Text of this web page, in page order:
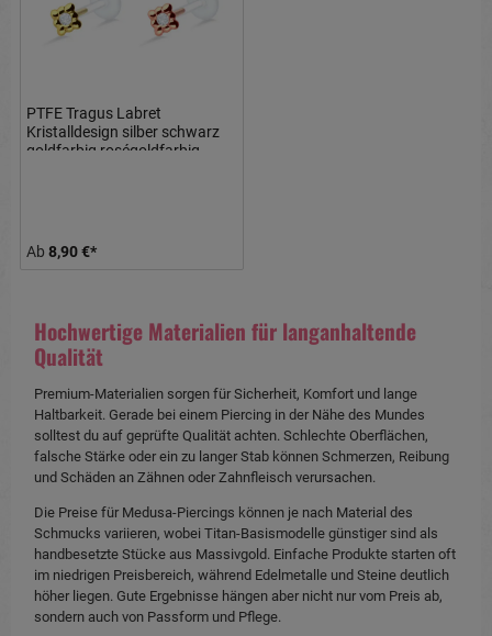
PTFE Tragus Labret
Kristalldesign silber schwarz
goldfarbig roségoldfarbig
Ab 8,90 €*
Hochwertige Materialien für langanhaltende
Qualität
Premium-Materialien sorgen für Sicherheit, Komfort und lange
Haltbarkeit. Gerade bei einem Piercing in der Nähe des Mundes
solltest du auf geprüfte Qualität achten. Schlechte Oberflächen,
falsche Stärke oder ein zu langer Stab können Schmerzen, Reibung
und Schäden an Zähnen oder Zahnfleisch verursachen.
Die Preise für Medusa-Piercings können je nach Material des
Schmucks variieren, wobei Titan-Basismodelle günstiger sind als
handbesetzte Stücke aus Massivgold. Einfache Produkte starten oft
im niedrigen Preisbereich, während Edelmetalle und Steine deutlich
höher liegen. Gute Ergebnisse hängen aber nicht nur vom Preis ab,
sondern auch von Passform und Pflege.